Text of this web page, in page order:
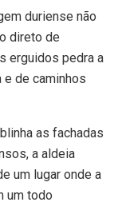
duriense não
direto de
erguidos pedra a
e de caminhos
as fachadas
a aldeia
um lugar onde a
um todo